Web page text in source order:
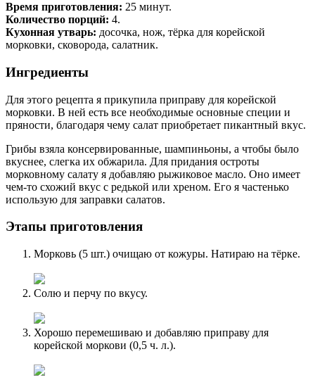
Время приготовления: 25 минут.
Количество порций: 4.
Кухонная утварь: досочка, нож, тёрка для корейской
морковки, сковорода, салатник.
Ингредиенты
Для этого рецепта я прикупила приправу для корейской
морковки. В ней есть все необходимые основные специи и
пряности, благодаря чему салат приобретает пикантный вкус.
Грибы взяла консервированные, шампиньоны, а чтобы было
вкуснее, слегка их обжарила. Для придания остроты
морковному салату я добавляю рыжиковое масло. Оно имеет
чем-то схожий вкус с редькой или хреном. Его я частенько
использую для заправки салатов.
Этапы приготовления
Морковь (5 шт.) очищаю от кожуры. Натираю на тёрке.
Солю и перчу по вкусу.
Хорошо перемешиваю и добавляю приправу для
корейской моркови (0,5 ч. л.).